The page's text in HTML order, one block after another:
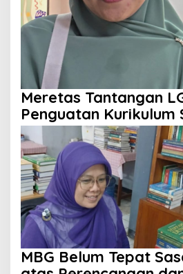
Meretas Tantangan
Penguatan Kurikulum
Cukup?
MBG Belum Tepat